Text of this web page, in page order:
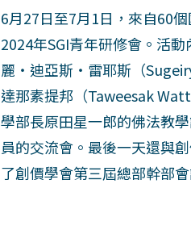
6月27日至7月1日，來自60
2024年SGI青年研修會。活
麗‧迪亞斯‧雷耶斯（
達那素提邦（Taweesak
學部長原田星一郎的佛法教
員的交流會。最後一天還與
了創價學會第三屆總部幹部